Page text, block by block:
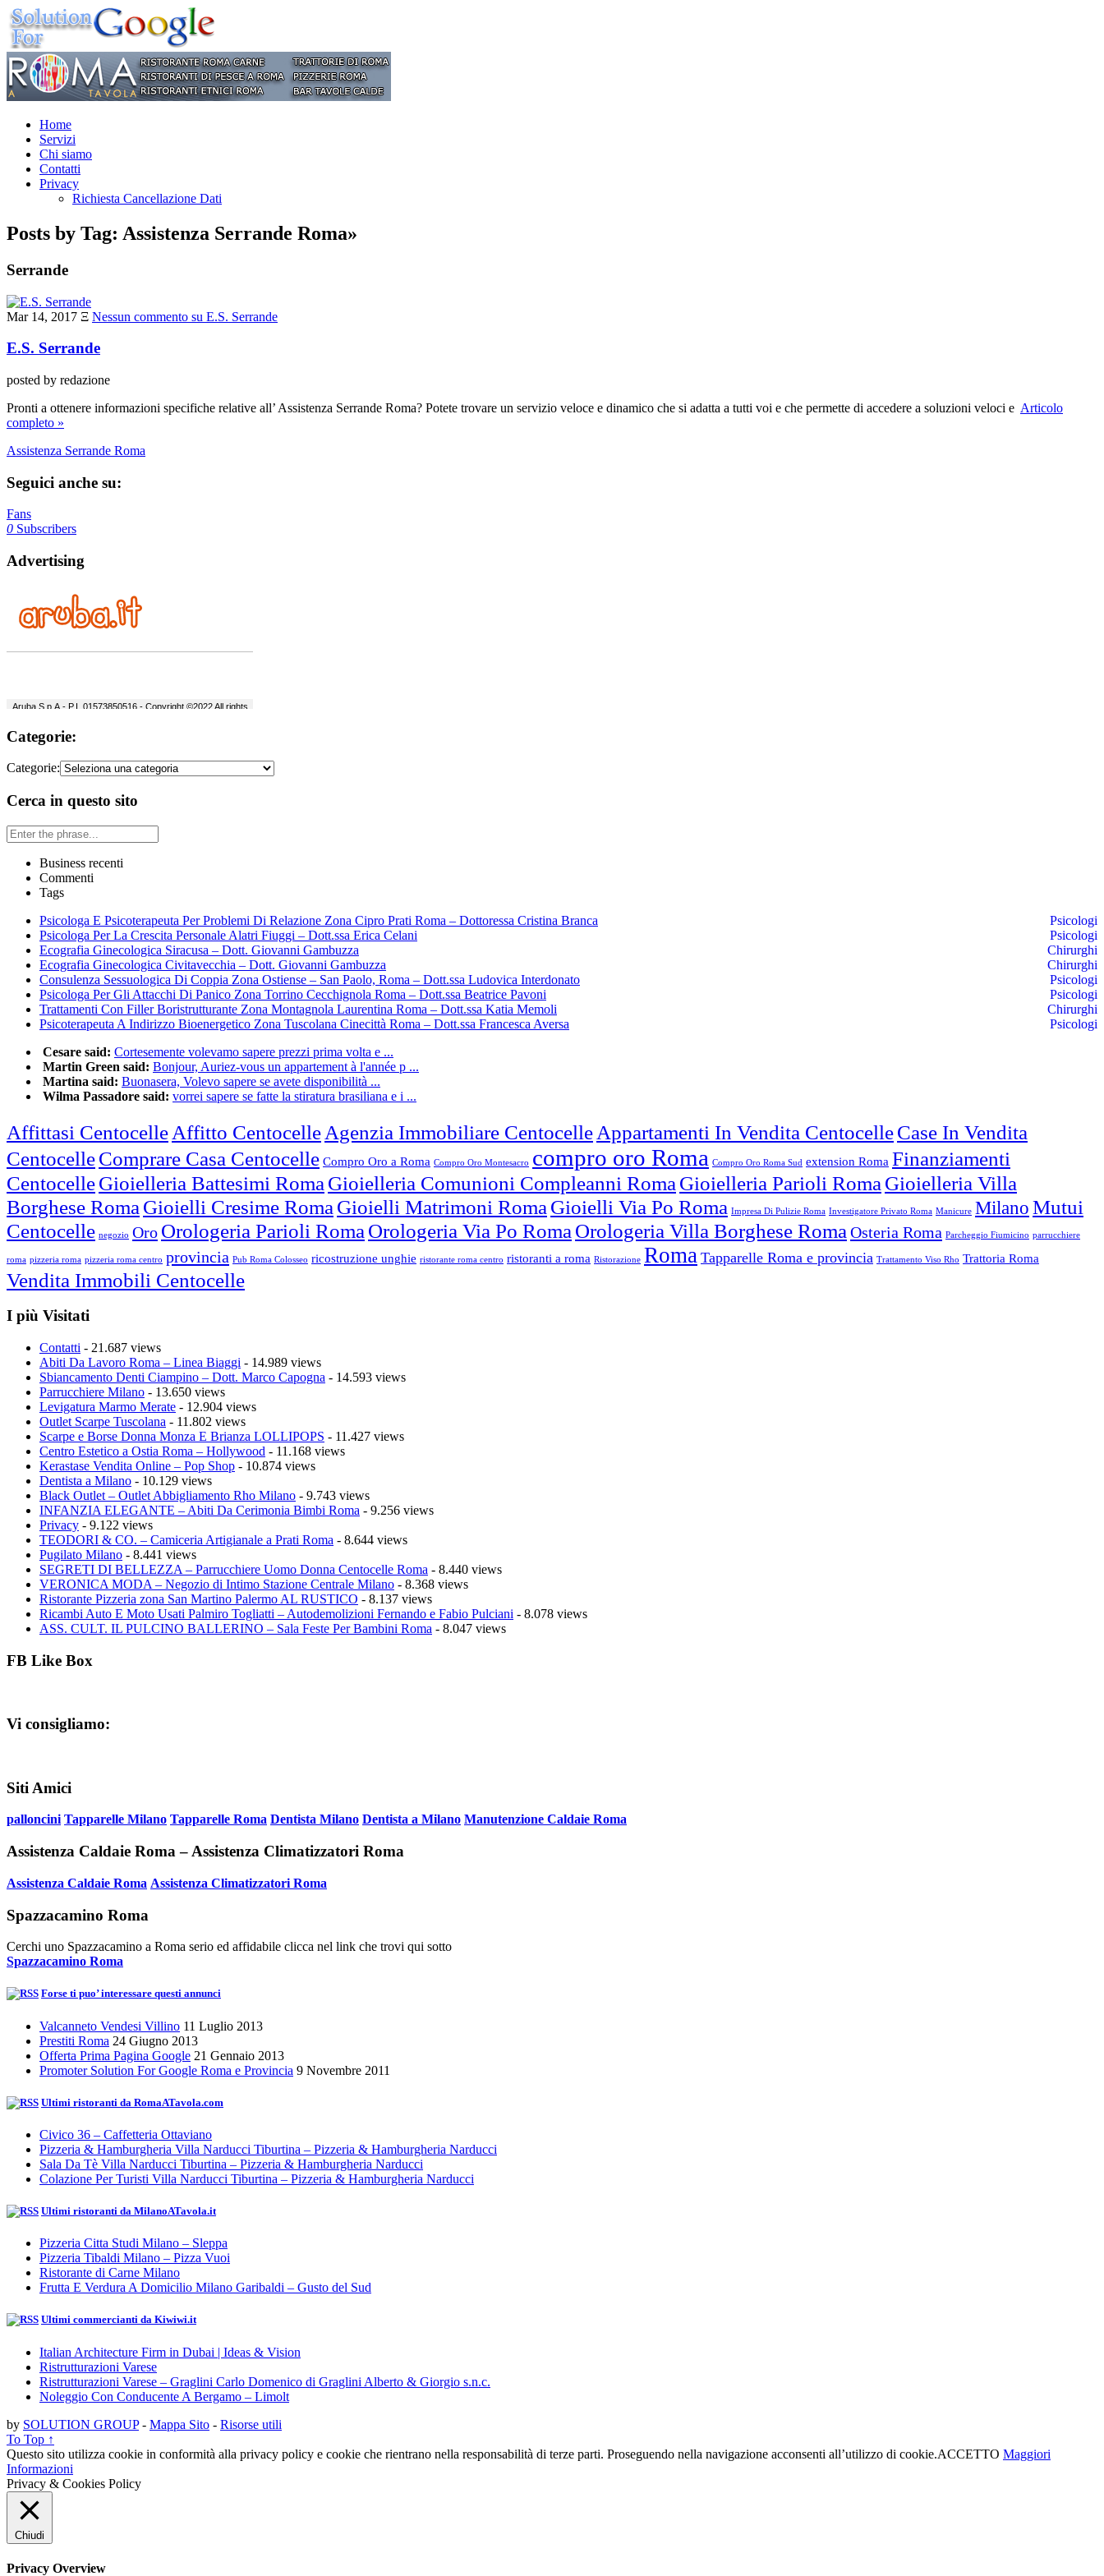
Home
Servizi
Chi siamo
Contatti
Privacy
Richiesta Cancellazione Dati
Posts by Tag: Assistenza Serrande Roma»
Serrande
Mar 14, 2017 Ξ Nessun commento su E.S. Serrande
E.S. Serrande
posted by redazione
Pronti a ottenere informazioni specifiche relative all’ Assistenza Serrande Roma? Potete trovare un servizio veloce e dinamico che si adatta a tutti voi e che permette di accedere a soluzioni veloci e Articolo
completo »
Assistenza Serrande Roma
Seguici anche su:
Fans
0 Subscribers
Advertising
Categorie:
Categorie:
Cerca in questo sito
Business recenti
Commenti
Tags
Psicologa E Psicoterapeuta Per Problemi Di Relazione Zona Cipro Prati Roma – Dottoressa Cristina Branca
Psicologi
Psicologa Per La Crescita Personale Alatri Fiuggi – Dott.ssa Erica Celani
Psicologi
Ecografia Ginecologica Siracusa – Dott. Giovanni Gambuzza
Chirurghi
Ecografia Ginecologica Civitavecchia – Dott. Giovanni Gambuzza
Chirurghi
Consulenza Sessuologica Di Coppia Zona Ostiense – San Paolo, Roma – Dott.ssa Ludovica Interdonato
Psicologi
Psicologa Per Gli Attacchi Di Panico Zona Torrino Cecchignola Roma – Dott.ssa Beatrice Pavoni
Psicologi
Trattamenti Con Filler Boristrutturante Zona Montagnola Laurentina Roma – Dott.ssa Katia Memoli
Chirurghi
Psicoterapeuta A Indirizzo Bioenergetico Zona Tuscolana Cinecittà Roma – Dott.ssa Francesca Aversa
Psicologi
Cesare said: Cortesemente volevamo sapere prezzi prima volta e ...
Martin Green said: Bonjour, Auriez-vous un appartement à l'année p ...
Martina said: Buonasera, Volevo sapere se avete disponibilità ...
Wilma Passadore said: vorrei sapere se fatte la stiratura brasiliana e i ...
Affittasi Centocelle Affitto Centocelle Agenzia Immobiliare Centocelle Appartamenti In Vendita CentocelleCase In Vendita
CentocelleComprare Casa Centocelle Compro Oro a Roma Compro Oro Montesacro compro oro Roma Compro Oro Roma Sud extension Roma Finanziamenti
CentocelleGioielleria Battesimi Roma Gioielleria Comunioni Compleanni Roma Gioielleria Parioli Roma Gioielleria Villa
Borghese Roma Gioielli Cresime Roma Gioielli Matrimoni Roma Gioielli Via Po Roma Impresa Di Pulizie Roma Investigatore Privato Roma Manicure Milano Mutui
Centocelle negozio Oro Orologeria Parioli Roma Orologeria Via Po Roma Orologeria Villa Borghese Roma Osteria Roma Parcheggio Fiumicino parrucchiere
roma pizzeria roma pizzeria roma centro provincia Pub Roma Colosseo ricostruzione unghie ristorante roma centro ristoranti a roma Ristorazione Roma Tapparelle Roma e provincia Trattamento Viso Rho Trattoria Roma
Vendita Immobili Centocelle
I più Visitati
Contatti - 21.687 views
Abiti Da Lavoro Roma – Linea Biaggi - 14.989 views
Sbiancamento Denti Ciampino – Dott. Marco Capogna - 14.593 views
Parrucchiere Milano - 13.650 views
Levigatura Marmo Merate - 12.904 views
Outlet Scarpe Tuscolana - 11.802 views
Scarpe e Borse Donna Monza E Brianza LOLLIPOPS - 11.427 views
Centro Estetico a Ostia Roma – Hollywood - 11.168 views
Kerastase Vendita Online – Pop Shop - 10.874 views
Dentista a Milano - 10.129 views
Black Outlet – Outlet Abbigliamento Rho Milano - 9.743 views
INFANZIA ELEGANTE – Abiti Da Cerimonia Bimbi Roma - 9.256 views
Privacy - 9.122 views
TEODORI & CO. – Camiceria Artigianale a Prati Roma - 8.644 views
Pugilato Milano - 8.441 views
SEGRETI DI BELLEZZA – Parrucchiere Uomo Donna Centocelle Roma - 8.440 views
VERONICA MODA – Negozio di Intimo Stazione Centrale Milano - 8.368 views
Ristorante Pizzeria zona San Martino Palermo AL RUSTICO - 8.137 views
Ricambi Auto E Moto Usati Palmiro Togliatti – Autodemolizioni Fernando e Fabio Pulciani - 8.078 views
ASS. CULT. IL PULCINO BALLERINO – Sala Feste Per Bambini Roma - 8.047 views
FB Like Box
Vi consigliamo:
Siti Amici
palloncini Tapparelle Milano Tapparelle Roma Dentista Milano Dentista a Milano Manutenzione Caldaie Roma
Assistenza Caldaie Roma – Assistenza Climatizzatori Roma
Assistenza Caldaie Roma Assistenza Climatizzatori Roma
Spazzacamino Roma
Cerchi uno Spazzacamino a Roma serio ed affidabile clicca nel link che trovi qui sotto
Spazzacamino Roma
Forse ti puo’ interessare questi annunci
Valcanneto Vendesi Villino 11 Luglio 2013
Prestiti Roma 24 Giugno 2013
Offerta Prima Pagina Google 21 Gennaio 2013
Promoter Solution For Google Roma e Provincia 9 Novembre 2011
Ultimi ristoranti da RomaATavola.com
Civico 36 – Caffetteria Ottaviano
Pizzeria & Hamburgheria Villa Narducci Tiburtina – Pizzeria & Hamburgheria Narducci
Sala Da Tè Villa Narducci Tiburtina – Pizzeria & Hamburgheria Narducci
Colazione Per Turisti Villa Narducci Tiburtina – Pizzeria & Hamburgheria Narducci
Ultimi ristoranti da MilanoATavola.it
Pizzeria Citta Studi Milano – Sleppa
Pizzeria Tibaldi Milano – Pizza Vuoi
Ristorante di Carne Milano
Frutta E Verdura A Domicilio Milano Garibaldi – Gusto del Sud
Ultimi commercianti da Kiwiwi.it
Italian Architecture Firm in Dubai | Ideas & Vision
Ristrutturazioni Varese
Ristrutturazioni Varese – Graglini Carlo Domenico di Graglini Alberto & Giorgio s.n.c.
Noleggio Con Conducente A Bergamo – Limolt
by SOLUTION GROUP- Mappa Sito - Risorse utili
To Top ↑
Questo sito utilizza cookie in conformità alla privacy policy e cookie che rientrano nella responsabilità di terze parti. Proseguendo nella navigazione acconsenti all’utilizzo di cookie.ACCETTO Maggiori
Informazioni
Privacy & Cookies Policy
Chiudi
Privacy Overview